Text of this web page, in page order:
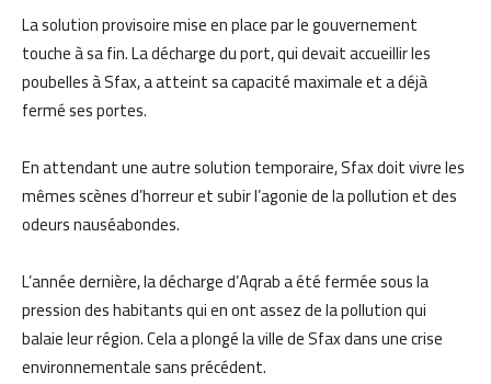
La solution provisoire mise en place par le gouvernement
touche à sa fin. La décharge du port, qui devait accueillir les
poubelles à Sfax, a atteint sa capacité maximale et a déjà
fermé ses portes.
En attendant une autre solution temporaire, Sfax doit vivre les
mêmes scènes d’horreur et subir l’agonie de la pollution et des
odeurs nauséabondes.
L’année dernière, la décharge d’Aqrab a été fermée sous la
pression des habitants qui en ont assez de la pollution qui
balaie leur région. Cela a plongé la ville de Sfax dans une crise
environnementale sans précédent.